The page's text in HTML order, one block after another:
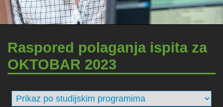
Raspored polaganja ispita za
OKTOBAR 2023